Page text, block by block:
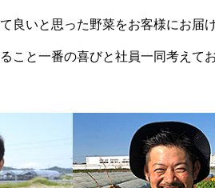
良いと思った野菜をお客様にお届け
こと一番の喜びと社員一同考えてお